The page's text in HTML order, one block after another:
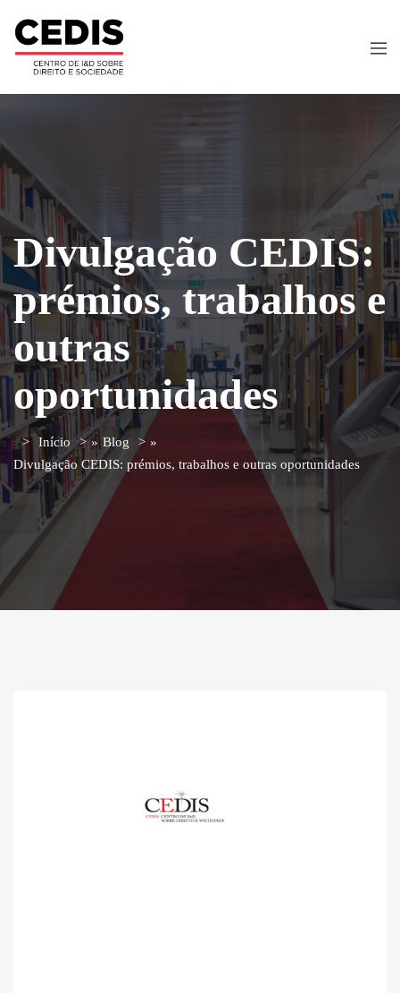
Divulgação CEDIS:
prémios, trabalhos e
outras
oportunidades
Início » Blog
»
Divulgação CEDIS: prémios, trabalhos e outras oportunidades